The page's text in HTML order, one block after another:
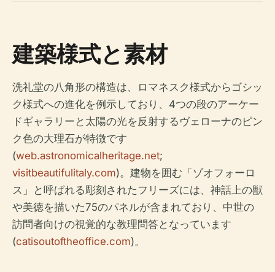
建築様式と素材
洗礼堂の八角形の構造は、ロマネスク様式からゴシッ
ク様式への進化を例示しており、4つの段のアーケー
ドギャラリーと太陽の光を反射するヴェローナのピン
ク色の大理石が特徴です
(web.astronomicalheritage.net;
visitbeautifulitaly.com)。建物を囲む「ゾオフォーロ
ス」と呼ばれる彫刻されたフリーズには、神話上の獣
や美徳を描いた75のパネルが含まれており、中世の
訪問者向けの視覚的な教理問答となっています
(catisoutoftheoffice.com)。